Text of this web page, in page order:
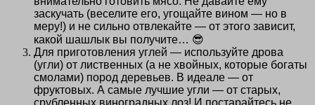
заскучать (веселите его, угощайте вином — но в
меру!) и не сильно отвлекайте — от этого зависит,
какой шашлык вы получите… 😎
Для приготовления углей — используйте дрова
(угли) от лиственных (а не хвойных, которые богаты
смолами) пород деревьев. В идеале — от
фруктовых. А самые лучшие угли — от старых,